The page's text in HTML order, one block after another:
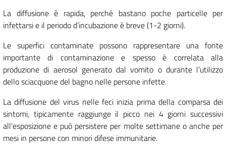
La diffusione è rapida, perché bastano poche particelle per
infettarsi e il periodo d’incubazione è breve (1-2 giorni).
Le superfici contaminate possono rappresentare una fonte
importante di contaminazione e spesso è correlata alla
produzione di aerosol generato dal vomito o durante l’utilizzo
dello sciacquone del bagno nelle persone infette.
La diffusione del virus nelle feci inizia prima della comparsa dei
sintomi, tipicamente raggiunge il picco nei 4 giorni successivi
all'esposizione e può persistere per molte settimane o anche per
mesi in persone con minori difese immunitarie.